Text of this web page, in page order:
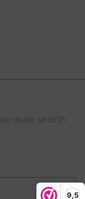
9,5
dealer sinds'95